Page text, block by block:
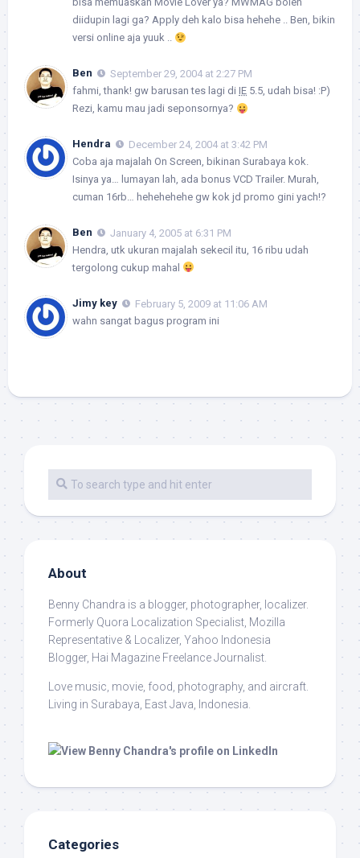
diidupin lagi ga? Apply deh kalo bisa hehehe .. Ben, bikin
versi online aja yuuk ..
Ben
September 29, 2004 at 2:27 PM
fahmi, thank! gw barusan tes lagi di IE 5.5, udah bisa! :P)
Rezi, kamu mau jadi seponsornya?
Hendra
December 24, 2004 at 3:42 PM
Coba aja majalah On Screen, bikinan Surabaya kok.
Isinya ya… lumayan lah, ada bonus VCD Trailer. Murah,
cuman 16rb… hehehehehe gw kok jd promo gini yach!?
Ben
January 4, 2005 at 6:31 PM
Hendra , utk ukuran majalah sekecil itu, 16 ribu udah
tergolong cukup mahal
Jimy key
February 5, 2009 at 11:06 AM
wahn sangat bagus program ini
About
Benny Chandra is a blogger, photographer, localizer.
Formerly Quora Localization Specialist, Mozilla
Representative & Localizer, Yahoo Indonesia
Blogger, Hai Magazine Freelance Journalist.
Love music, movie, food, photography, and aircraft.
Living in Surabaya, East Java, Indonesia.
Categories